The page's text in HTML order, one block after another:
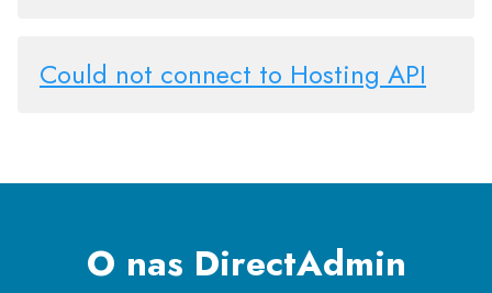
Could not connect to Hosting API
O nas DirectAdmin